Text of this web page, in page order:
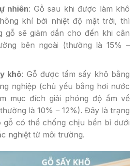
nhiên: Gỗ sau khi được làm khô
khí bởi nhiệt độ mặt trời, thì
gỗ sẽ giảm dần cho đến khi cân
bên ngoài (thường là 15% –
khô: Gỗ được tẩm sấy khô bằng
nghiệp (chủ yếu bằng hơi nước
mục đích giải phóng độ ẩm về
là 10% – 12%). Đây là trạng
gỗ có thể chống chịu bền bỉ dưới
nghiệt từ môi trường.